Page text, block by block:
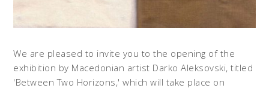
We are pleased to invite you to the opening of the
exhibition by Macedonian artist Darko Aleksovski, titled
'Between Two Horizons,' which will take place on